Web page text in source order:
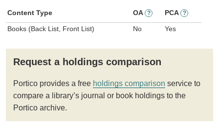
Content Type OA ? PCA ?
Books (Back List, Front List) No Yes
Request a holdings comparison
Portico provides a free holdings comparison service to
compare a library’s journal or book holdings to the
Portico archive.